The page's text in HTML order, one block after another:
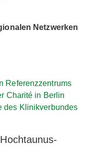
Netzwerken
Referenzzentrums
Charité in Berlin
des Klinikverbundes